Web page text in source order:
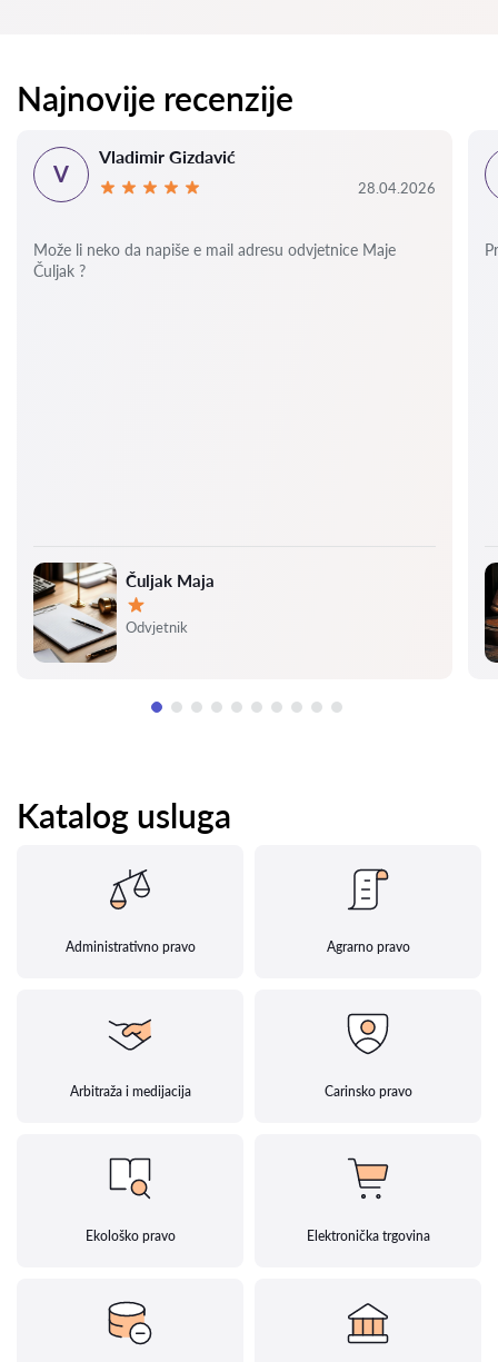
Najnovije recenzije
Čuljak Maja
Ocjena:
Odvjetnik
V
Vladimir Gizdavić
28.04.2026
Može li neko da napiše e mail adresu odvjetnice Maje
Čuljak ?
Katalog usluga
Administrativno pravo Agrarno pravo
Arbitraža i medijacija Carinsko pravo
Ekološko pravo Elektronička trgovina